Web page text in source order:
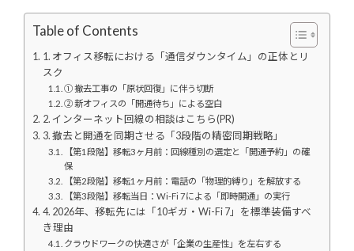
Table of Contents
1. オフィス移転における「通信ダウンタイム」の正体とリ
スク
① 撤去工事の「原状回復」に伴う切断
② 新オフィスの「開通待ち」による空白
2. インターネット回線の相談はこちら(PR)
3. 撤去と開通を同期させる「3段階の精密同期戦略」
【第1段階】移転3ヶ月前：回線種別の選定と「開通予約」の確
保
【第2段階】移転1ヶ月前：電話の「物理的縛り」を解放する
【第3段階】移転当日：Wi-Fi 7による「即時開通」の実行
4. 2026年、移転先には「10ギガ・Wi-Fi 7」を標準装備すべ
き理由
クラウドワークの快適さが「企業の生産性」を左右する